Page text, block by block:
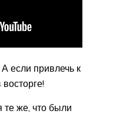
если привлечь к
те же, что были